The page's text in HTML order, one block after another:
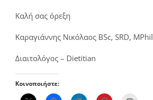
Καλή σας όρεξη
Καραγιάννης Νικόλαος BSc, SRD, MPhil
Διαιτολόγος – Dietitian
Κοινοποιήστε: